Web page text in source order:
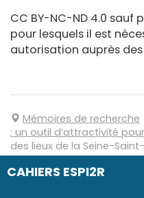
CAHIERS ESPI2R
CC BY-NC-ND 4.0 sauf
pour lesquels il est
autorisation auprès
Mémoires de recherche
: un outil d’attractivité
des lieux de la Seine-